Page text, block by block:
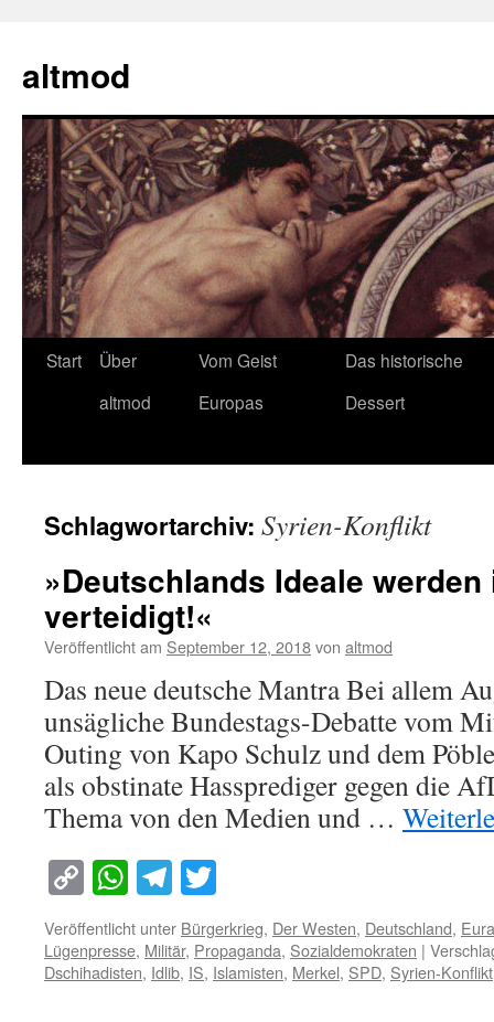
springen
altmod
Start
Über
altmod
Vom Geist
Europas
Das historische
Dessert
Schlagwortarchiv: Syrien-Konflikt
»Deutschlands Ideale
verteidigt!«
Veröffentlicht am September 12, 2018von altmod
Das neue deutsche Mantra Bei allem
unsägliche Bundestags-Debatte vom
Outing von Kapo Schulz und dem
als obstinate Hassprediger gegen die
Thema von den Medien und …
Copy
Link
WhatsApp
Telegram
Veröffentlicht unter Bürgerkrieg, Der Westen, Deutschland,
Lügenpresse, Militär, Propaganda, Sozialdemokraten |
Dschihadisten, Idlib, IS, Islamisten, Merkel, SPD, Syrien-Konflikt